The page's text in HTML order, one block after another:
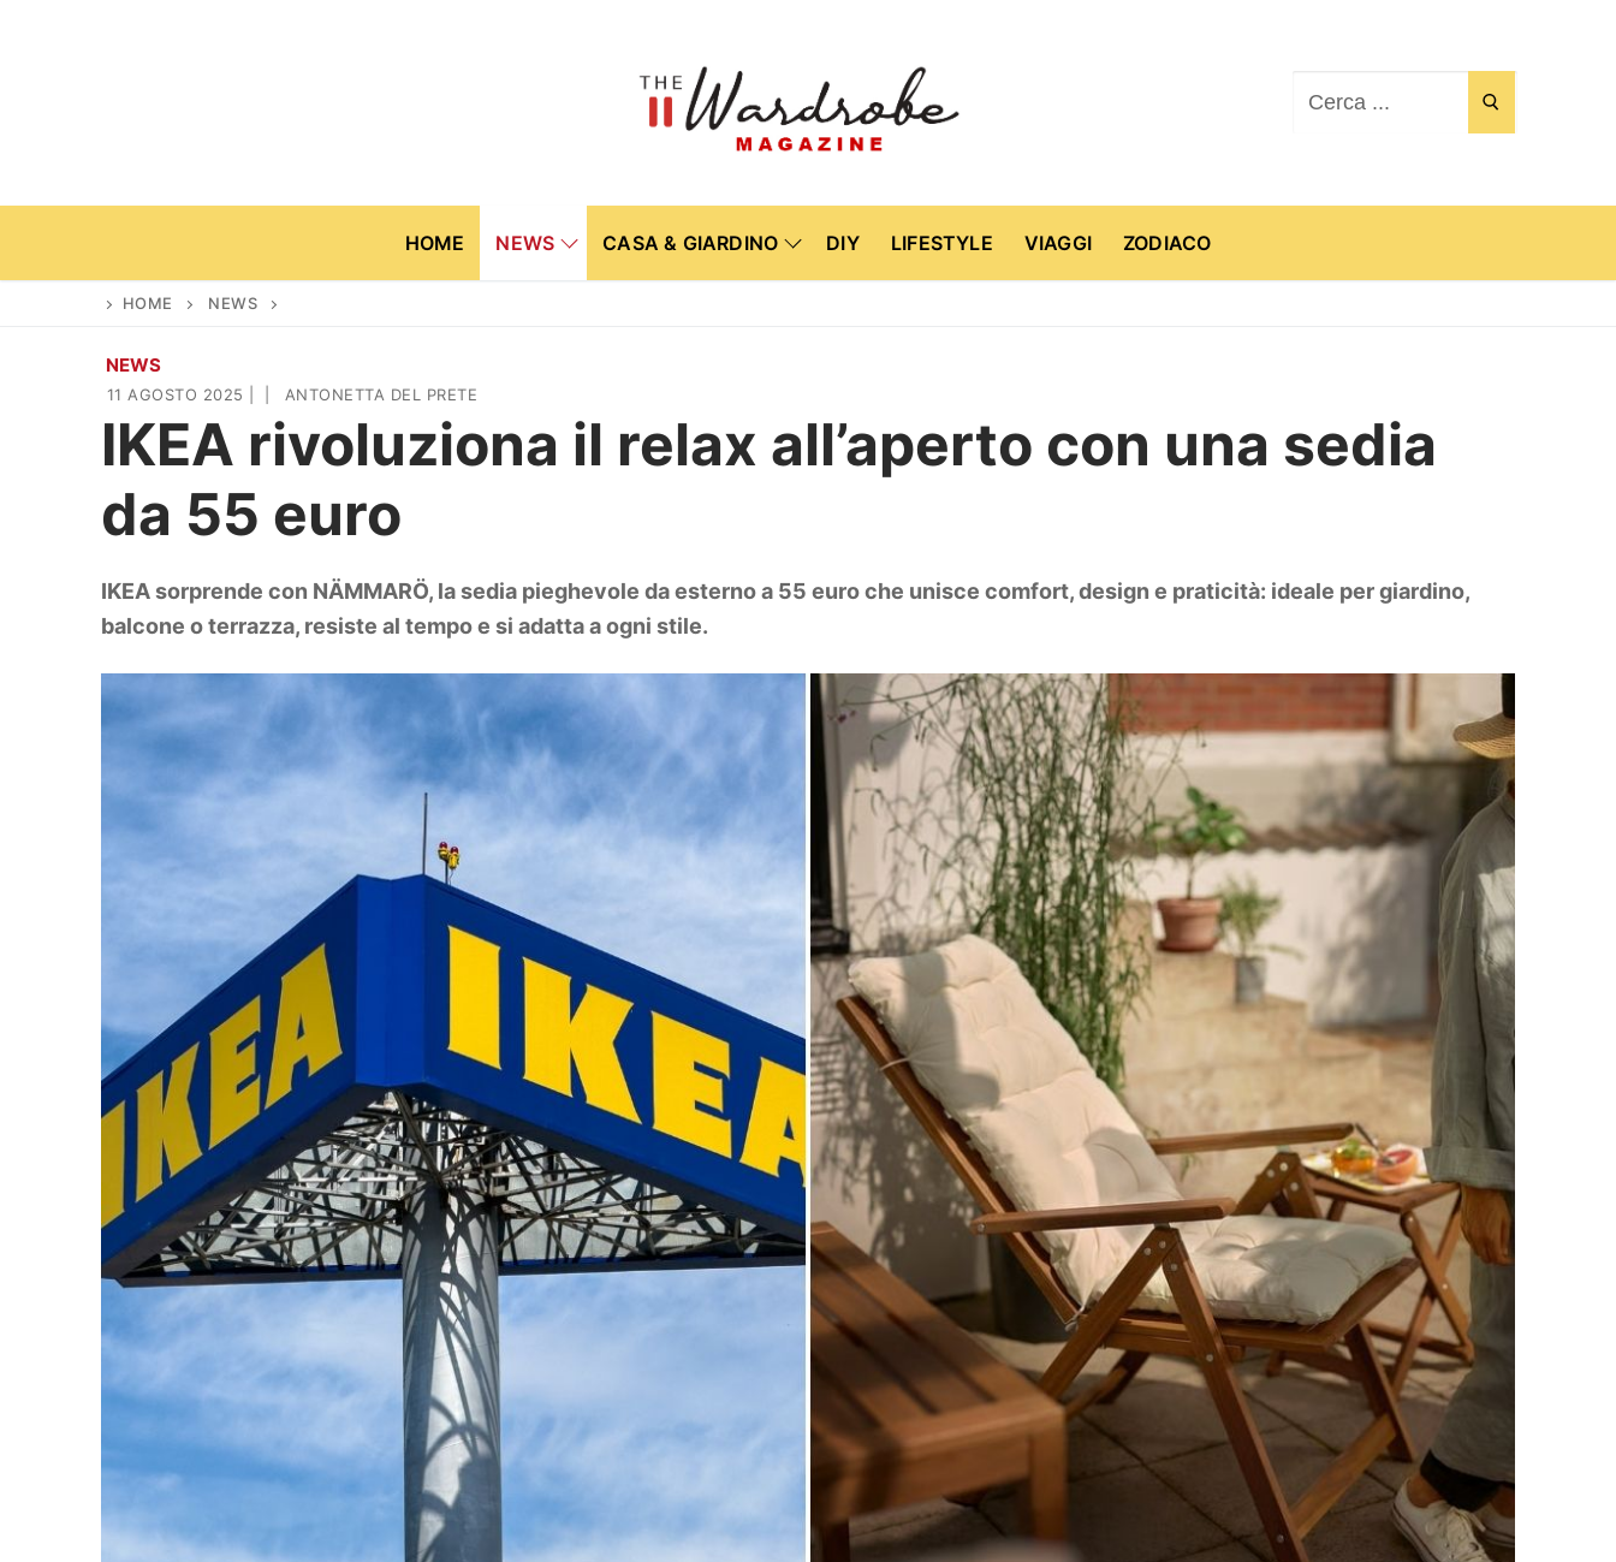
HOME NEWS CASA & GIARDINO DIY LIFESTYLE VIAGGI ZODIACO
Home
News
Piante e fiori
Lifestyle
Zodiaco
HOME NEWS
NEWS
11 AGOSTO 2025 ANTONETTA DEL PRETE
IKEA rivoluziona il relax all’aperto con una sedia
da 55 euro
IKEA sorprende con NÄMMARÖ, la sedia pieghevole da esterno a 55 euro che unisce comfort, design e praticità: ideale per giardino,
balcone o terrazza, resiste al tempo e si adatta a ogni stile.